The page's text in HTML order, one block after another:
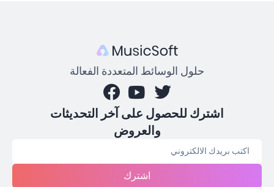
حلول الوسائط المتعددة الفعالة
اشترك للحصول على آخر التحديثات
والعروض
اشترك